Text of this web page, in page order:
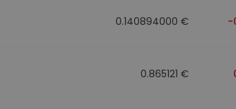
0.140894000 € -
0.865121 €